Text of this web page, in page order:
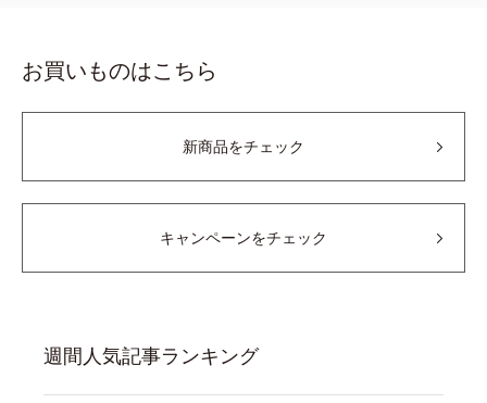
お買いものはこちら
新商品をチェック
キャンペーンをチェック
週間人気記事ランキング